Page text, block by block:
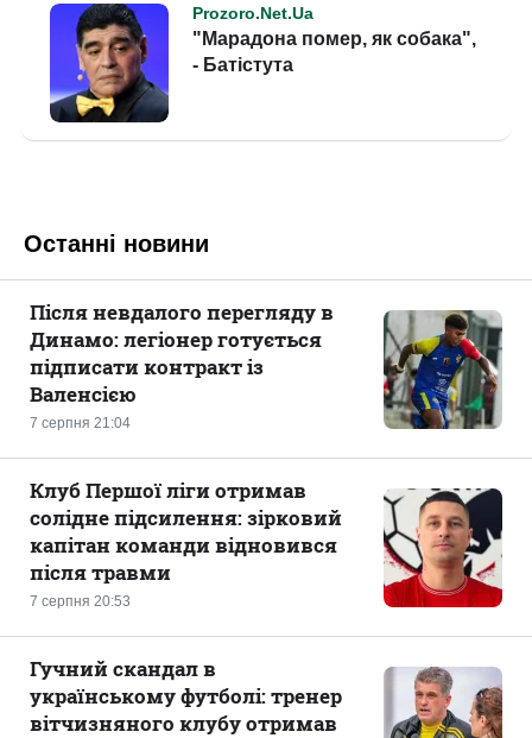
Останні новини
7 серпня 21:04
Після невдалого перегляду в
Динамо: легіонер готується
підписати контракт із
Валенсією
7 серпня 20:53
Клуб Першої ліги отримав
солідне підсилення: зірковий
капітан команди відновився
після травми
Гучний скандал в
українському футболі: тренер
вітчизняного клубу отримав